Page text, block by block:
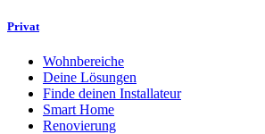
Privat
Wohnbereiche
Deine Lösungen
Finde deinen Installateur
Smart Home
Renovierung